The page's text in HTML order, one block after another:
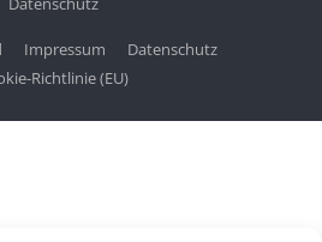
Impressum
Datenschutz
Richtlinie (EU)